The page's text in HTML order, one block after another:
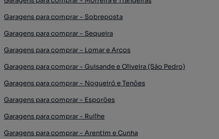
Garagens para comprar - Sobreposta
Garagens para comprar - Sequeira
Garagens para comprar - Lomar e Arcos
Garagens para comprar - Guisande e Oliveira (São Pedro)
Garagens para comprar - Nogueiró e Tenões
Garagens para comprar - Esporões
Garagens para comprar - Ruilhe
Garagens para comprar - Arentim e Cunha